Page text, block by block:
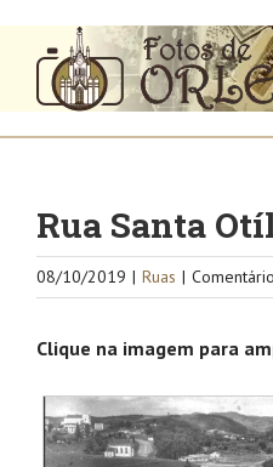
conteúdo
Rua Santa
08/10/2019 | Ruas |
Clique na imagem para